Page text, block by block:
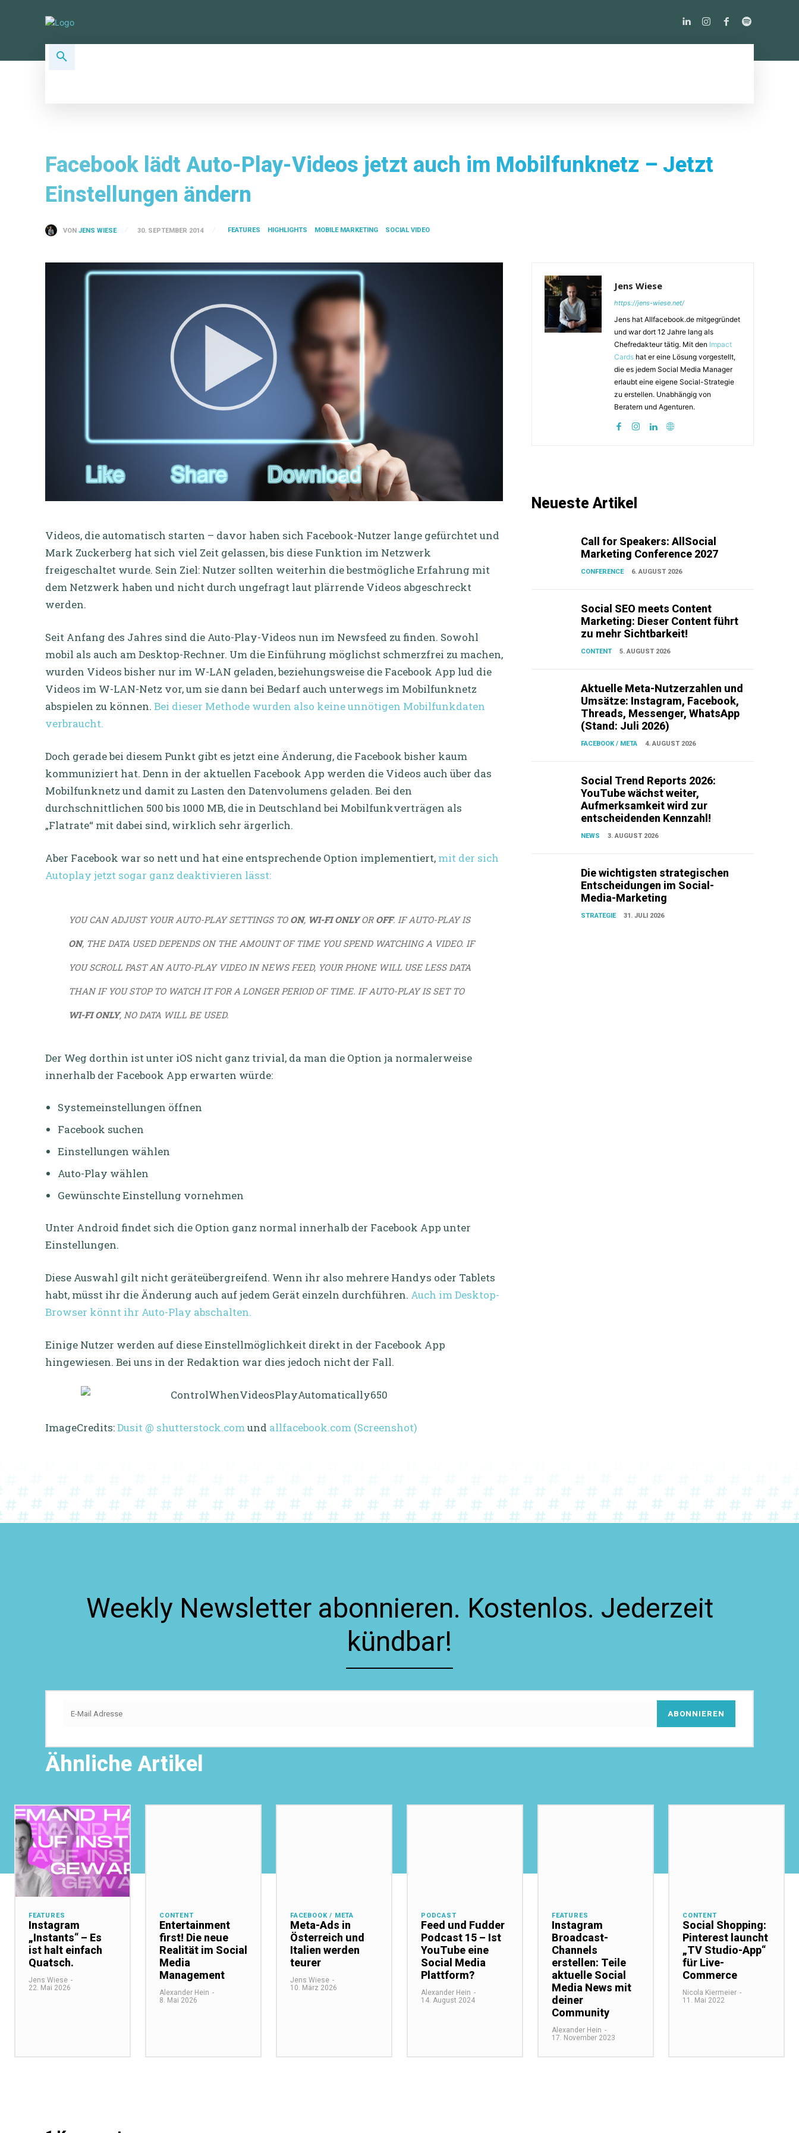
Facebook lädt Auto-Play-Videos jetzt auch im Mobilfunknetz – Jetzt
Einstellungen ändern
VON JENS WIESE 30. SEPTEMBER 2014 FEATURES HIGHLIGHTS MOBILE MARKETING SOCIAL VIDEO
Videos, die automatisch starten – davor haben sich Facebook-Nutzer lange gefürchtet und
Mark Zuckerberg hat sich viel Zeit gelassen, bis diese Funktion im Netzwerk
freigeschaltet wurde. Sein Ziel: Nutzer sollten weiterhin die bestmögliche Erfahrung mit
dem Netzwerk haben und nicht durch ungefragt laut plärrende Videos abgeschreckt
werden.
Seit Anfang des Jahres sind die Auto-Play-Videos nun im Newsfeed zu finden. Sowohl
mobil als auch am Desktop-Rechner. Um die Einführung möglichst schmerzfrei zu machen,
wurden Videos bisher nur im W-LAN geladen, beziehungsweise die Facebook App lud die
Videos im W-LAN-Netz vor, um sie dann bei Bedarf auch unterwegs im Mobilfunknetz
abspielen zu können. Bei dieser Methode wurden also keine unnötigen Mobilfunkdaten
verbraucht.
Doch gerade bei diesem Punkt gibt es jetzt eine Änderung, die Facebook bisher kaum
kommuniziert hat. Denn in der aktuellen Facebook App werden die Videos auch über das
Mobilfunknetz und damit zu Lasten den Datenvolumens geladen. Bei den
durchschnittlichen 500 bis 1000 MB, die in Deutschland bei Mobilfunkverträgen als
„Flatrate“ mit dabei sind, wirklich sehr ärgerlich.
Aber Facebook war so nett und hat eine entsprechende Option implementiert, mit der sich
Autoplay jetzt sogar ganz deaktivieren lässt:
YOU CAN ADJUST YOUR AUTO-PLAY SETTINGS TO ON, WI-FI ONLYOR OFF. IF AUTO-PLAY IS
ON, THE DATA USED DEPENDS ON THE AMOUNT OF TIME YOU SPEND WATCHING A VIDEO. IF
YOU SCROLL PAST AN AUTO-PLAY VIDEO IN NEWS FEED, YOUR PHONE WILL USE LESS DATA
THAN IF YOU STOP TO WATCH IT FOR A LONGER PERIOD OF TIME. IF AUTO-PLAY IS SET TO
WI-FI ONLY, NO DATA WILL BE USED.
Der Weg dorthin ist unter iOS nicht ganz trivial, da man die Option ja normalerweise
innerhalb der Facebook App erwarten würde:
Systemeinstellungen öffnen
Facebook suchen
Einstellungen wählen
Auto-Play wählen
Gewünschte Einstellung vornehmen
Unter Android findet sich die Option ganz normal innerhalb der Facebook App unter
Einstellungen.
Diese Auswahl gilt nicht geräteübergreifend. Wenn ihr also mehrere Handys oder Tablets
habt, müsst ihr die Änderung auch auf jedem Gerät einzeln durchführen. Auch im Desktop-
Browser könnt ihr Auto-Play abschalten.
Einige Nutzer werden auf diese Einstellmöglichkeit direkt in der Facebook App
hingewiesen. Bei uns in der Redaktion war dies jedoch nicht der Fall.
ImageCredits:Dusit @ shutterstock.comund allfacebook.com (Screenshot)
Jens Wiese
https://jens-wiese.net/
Jens hat Allfacebook.de mitgegründet
und war dort 12 Jahre lang als
Chefredakteur tätig. Mit den Impact
Cards hat er eine Lösung vorgestellt,
die es jedem Social Media Manager
erlaubt eine eigene Social-Strategie
zu erstellen. Unabhängig von
Beratern und Agenturen.
Neueste Artikel
Call for Speakers: AllSocial
Marketing Conference 2027
CONFERENCE 6. AUGUST 2026
Social SEO meets Content
Marketing: Dieser Content führt
zu mehr Sichtbarkeit!
CONTENT 5. AUGUST 2026
Aktuelle Meta-Nutzerzahlen und
Umsätze: Instagram, Facebook,
Threads, Messenger, WhatsApp
(Stand: Juli 2026)
FACEBOOK / META 4. AUGUST 2026
Social Trend Reports 2026:
YouTube wächst weiter,
Aufmerksamkeit wird zur
entscheidenden Kennzahl!
NEWS 3. AUGUST 2026
Die wichtigsten strategischen
Entscheidungen im Social-
Media-Marketing
STRATEGIE 31. JULI 2026
Weekly Newsletter abonnieren. Kostenlos. Jederzeit
kündbar!
ABONNIEREN
Ähnliche Artikel
FEATURES
Instagram
„Instants“ – Es
ist halt einfach
Quatsch.
Jens Wiese -
22. Mai 2026
CONTENT
Entertainment
first! Die neue
Realität im Social
Media
Management
Alexander Hein -
8. Mai 2026
FACEBOOK / META
Meta-Ads in
Österreich und
Italien werden
teurer
Jens Wiese -
10. März 2026
PODCAST
Feed und Fudder
Podcast 15 – Ist
YouTube eine
Social Media
Plattform?
Alexander Hein -
14. August 2024
FEATURES
Instagram
Broadcast-
Channels
erstellen: Teile
aktuelle Social
Media News mit
deiner
Community
Alexander Hein -
17. November 2023
CONTENT
Social Shopping:
Pinterest launcht
„TV Studio-App“
für Live-
Commerce
Nicola Kiermeier -
11. Mai 2022